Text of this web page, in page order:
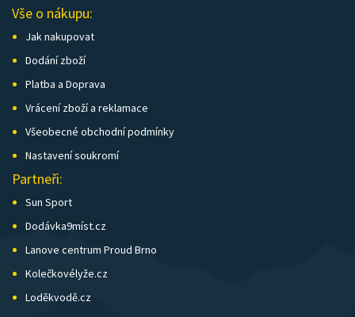
Vše o nákupu:
Jak nakupovat
Dodání zboží
Platba a Doprava
Vrácení zboží a reklamace
Všeobecné obchodní podmínky
Nastavení soukromí
Partneři:
Sun Sport
Dodávka9míst.cz
Lanove centrum Proud Brno
Kolečkovélyže.cz
Loděkvodě.cz